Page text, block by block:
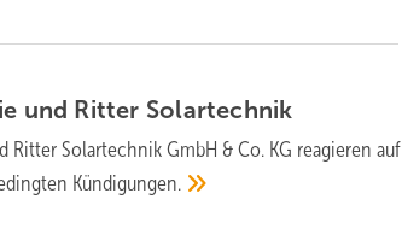
und Ritter Solartechnik
Ritter Solartechnik GmbH & Co. KG rea­gieren auf
Kündi­gungen.